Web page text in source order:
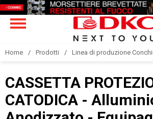
Home Prodotti Linea di produzione
CASSETTA
CATODICA -